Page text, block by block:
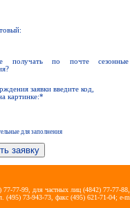
получать по почте сезонные
заявки введите код,
картинке:*
для заполнения
77-77-99, для частных лиц (4842) 77-77-
(495) 73-943-73, факс (495) 621-71-04; e-